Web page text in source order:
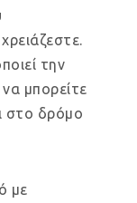
την
μπορείτε
στο δρόμο
με